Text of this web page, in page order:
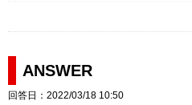
ANSWER
回答日：2022/03/18 10:50